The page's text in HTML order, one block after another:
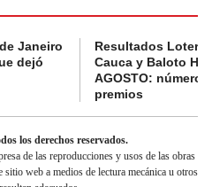
Janeiro
dejó
Resultados
Cauca y Baloto
AGOSTO:
premios
los derechos reservados.
de las reproducciones y usos de las obras
sitio web a medios de lectura mecánica u otros